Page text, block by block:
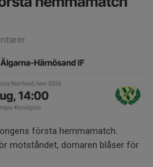
första hemmamatch.
motståndet, domaren blåser för